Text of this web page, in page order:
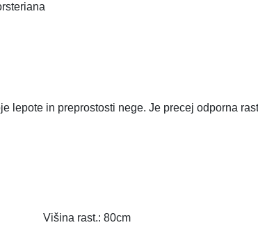
lepote in preprostosti nege. Je precej odporna
Višina rast.: 80cm